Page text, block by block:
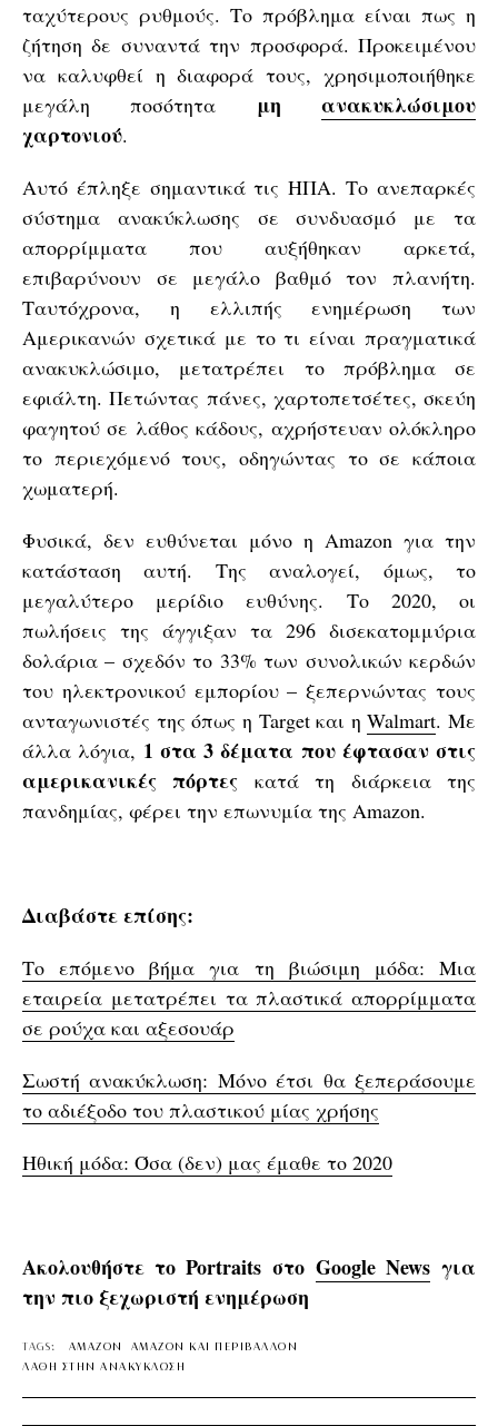
ταχύτερους ρυθμούς. Το πρόβλημα είναι πως η
ζήτηση δε συναντά την προσφορά. Προκειμένου
να καλυφθεί η διαφορά τους, χρησιμοποιήθηκε
μεγάλη ποσότητα μηανακυκλώσιμου
χαρτονιού.
Αυτό έπληξε σημαντικά τις ΗΠΑ. Το ανεπαρκές
σύστημα ανακύκλωσης σε συνδυασμό με τα
απορρίμματα που αυξήθηκαν αρκετά,
επιβαρύνουν σε μεγάλο βαθμό τον πλανήτη.
Ταυτόχρονα, η ελλιπής ενημέρωση των
Αμερικανών σχετικά με το τι είναι πραγματικά
ανακυκλώσιμο, μετατρέπει το πρόβλημα σε
εφιάλτη. Πετώντας πάνες, χαρτοπετσέτες, σκεύη
φαγητού σε λάθος κάδους, αχρήστευαν ολόκληρο
το περιεχόμενό τους, οδηγώντας το σε κάποια
χωματερή.
Φυσικά, δεν ευθύνεται μόνο η Amazon για την
κατάσταση αυτή. Της αναλογεί, όμως, το
μεγαλύτερο μερίδιο ευθύνης. Το 2020, οι
πωλήσεις της άγγιξαν τα 296 δισεκατομμύρια
δολάρια – σχεδόν το 33% των συνολικών κερδών
του ηλεκτρονικού εμπορίου – ξεπερνώντας τους
ανταγωνιστές της όπως η Target και ηWalmart. Με
άλλα λόγια, 1 στα 3 δέματα που έφτασαν στις
αμερικανικές πόρτες κατά τη διάρκεια της
πανδημίας, φέρει την επωνυμία της Amazon.
Διαβάστε επίσης:
Το επόμενο βήμα για τη βιώσιμη μόδα: Μια
εταιρεία μετατρέπει τα πλαστικά απορρίμματα
σε ρούχα και αξεσουάρ
Σωστή ανακύκλωση: Μόνο έτσι θα ξεπεράσουμε
το αδιέξοδο του πλαστικού μίας χρήσης
Ηθική μόδα: Όσα (δεν) μας έμαθε το 2020
Ακολουθήστε το Portraits στο Google Newsγια
την πιο ξεχωριστή ενημέρωση
TAGS: AMAZON
AMAZON ΚΑΙ ΠΕΡΙΒΑΛΛΟΝ
ΛΑΘΗ ΣΤΗΝ ΑΝΑΚΥΚΛΩΣΗ